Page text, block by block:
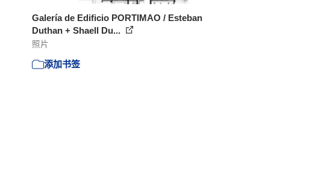
Galería de Edificio PORTIMAO / Esteban
Duthan + Shaell Du...
照片
添加书签